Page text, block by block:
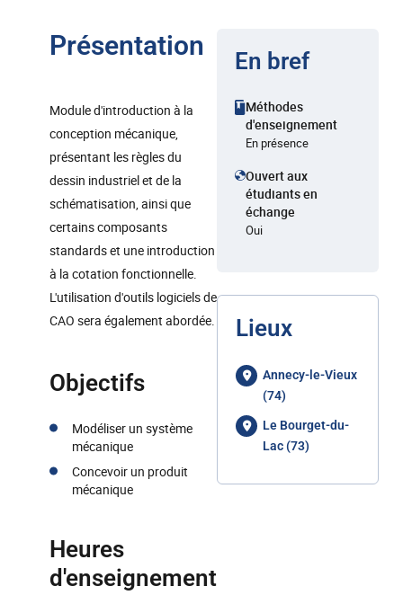
Présentation
Module d'introduction à la
conception mécanique,
présentant les règles du
dessin industriel et de la
schématisation, ainsi que
certains composants
standards et une introduction
à la cotation fonctionnelle.
L'utilisation d'outils logiciels de
CAO sera également abordée.
Objectifs
Modéliser un système
mécanique
Concevoir un produit
mécanique
Heures
d'enseignement
En bref
Méthodes
d'enseignement
En présence
Ouvert aux
étudiants en
échange
Oui
Lieux
Annecy-le-Vieux
(74)
Le Bourget-du-
Lac (73)